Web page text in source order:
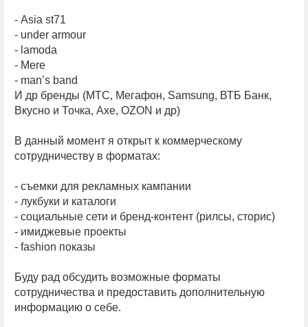
- Asia st71
- under armour
- lamoda
- Mere
- man’s band
И др бренды (МТС, Мегафон, Samsung, ВТБ Банк,
Вкусно и Точка, Axe, OZON и др)
В данный момент я открыт к коммерческому
сотрудничеству в форматах:
- съемки для рекламных кампании
- лукбуки и каталоги
- социальные сети и бренд-контент (рилсы, сторис)
- имиджевые проекты
- fashion показы
Буду рад обсудить возможные форматы
сотрудничества и предоставить дополнительную
информацию о себе.